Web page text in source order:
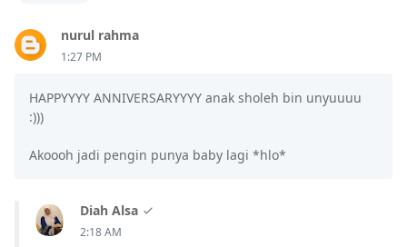
nurul rahma
1:27 PM
HAPPYYYY ANNIVERSARYYYY anak sholeh bin unyuuuu
:)))
Akoooh jadi pengin punya baby lagi *hlo*
Diah Alsa
2:18 AM